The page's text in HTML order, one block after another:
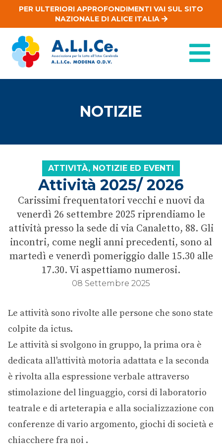
PER ULTERIORI APPROFONDIMENTI VAI SUL SITO
NAZIONALE DI ALICE ITALIA
NOTIZIE
ATTIVITÀ, NOTIZIE ED EVENTI
Attività 2025/ 2026
Carissimi frequentatori vecchi e nuovi da
venerdì 26 settembre 2025 riprendiamo le
attività presso la sede di via Canaletto, 88. Gli
incontri, come negli anni precedenti, sono al
martedì e venerdì pomeriggio dalle 15.30 alle
17.30. Vi aspettiamo numerosi.
08 Settembre 2025
Le attività sono rivolte alle persone che sono state
colpite da ictus.
Le attività si svolgono in gruppo, la prima ora è
dedicata all'attività motoria adattata e la seconda
è rivolta alla espressione verbale attraverso
stimolazione del linguaggio, corsi di laboratorio
teatrale e di arteterapia e alla socializzazione con
conferenze di vario argomento, giochi di società e
chiacchere fra noi .